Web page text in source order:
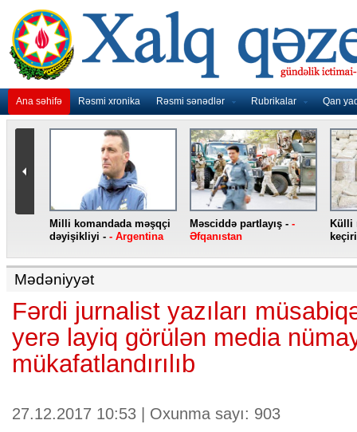
Ana səhifə Rəsmi xronika Rəsmi sənədlər Rubrikalar Qan
Milli komandada məşqçi
dəyişikliyi - - Argentina
Məsciddə partlayış - -
Əfqanıstan
Külli
Mədəniyyət
Fərdi jurnalist yazıları
yerə layiq görülən media
mükafatlandırılıb
27.12.2017 10:53 | Oxunma sayı: 903